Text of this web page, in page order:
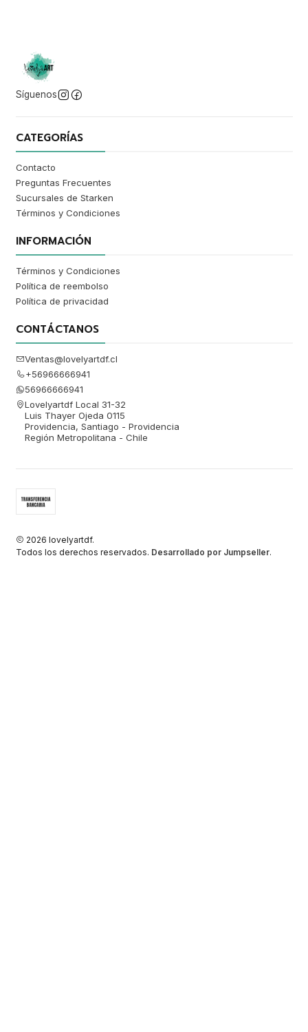
Síguenos
CATEGORÍAS
Contacto
Preguntas Frecuentes
Sucursales de Starken
Términos y Condiciones
INFORMACIÓN
Términos y Condiciones
Política de reembolso
Política de privacidad
CONTÁCTANOS
Ventas@lovelyartdf.cl
+56966666941
56966666941
Lovelyartdf Local 31-32
Luis Thayer Ojeda 0115
Providencia, Santiago - Providencia
Región Metropolitana - Chile
2026 lovelyartdf.
Todos los derechos reservados. Desarrollado por Jumpseller.